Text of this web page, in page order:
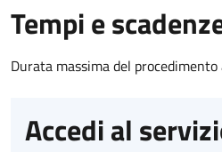
Tempi e
Durata massima del
Accedi al